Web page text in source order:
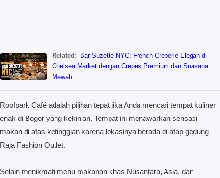
Related:
Bar Suzette NYC: French Creperie Elegan di
Chelsea Market dengan Crepes Premium dan Suasana
Mewah
Roofpark Café adalah pilihan tepat jika Anda mencari tempat kuliner
enak di Bogor yang kekinian. Tempat ini menawarkan sensasi
makan di atas ketinggian karena lokasinya berada di atap gedung
Raja Fashion Outlet.
Selain menikmati menu makanan khas Nusantara, Asia, dan